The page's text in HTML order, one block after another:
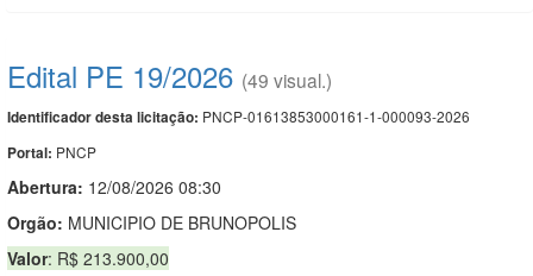
Edital PE 19/2026 (49 visual.)
Identificador desta licitação: PNCP-01613853000161-1-000093-2026
Portal: PNCP
Abertura: 12/08/2026 08:30
Orgão: MUNICIPIO DE BRUNOPOLIS
Valor: R$ 213.900,00